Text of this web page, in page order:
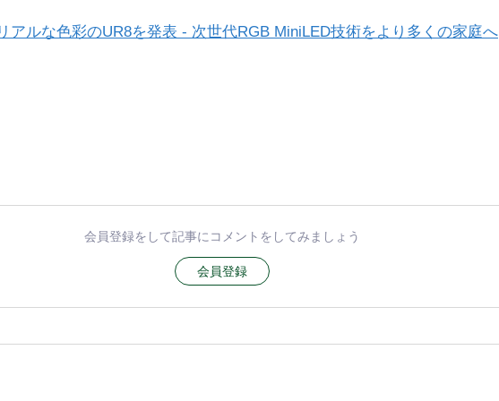
アルな色彩のUR8を発表 - 次世代RGB MiniLED技術をより多くの家庭へ
会員登録をして記事にコメントをしてみましょう
会員登録